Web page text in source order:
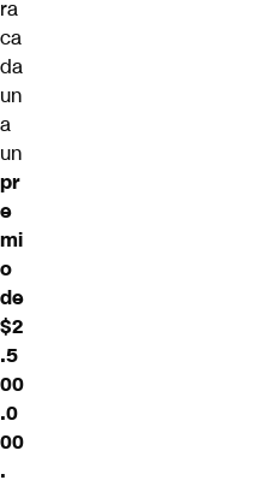
ra
ca
da
un
a
un
pr
e
mi
o
de
$2
.5
00
.0
00
.